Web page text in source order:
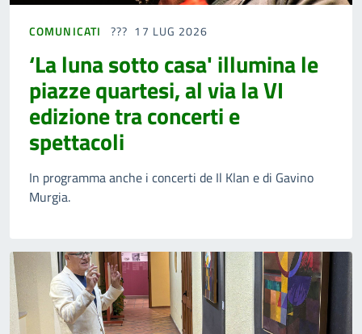
COMUNICATI 17 LUG 2026
‘La luna sotto casa' illumina le
piazze quartesi, al via la VI
edizione tra concerti e
spettacoli
In programma anche i concerti de Il Klan e di Gavino
Murgia.